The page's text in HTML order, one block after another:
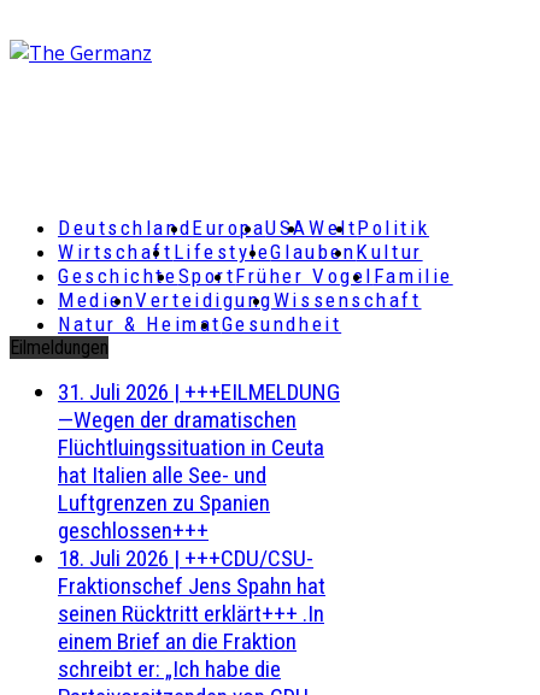
DeutschlandEuropaUSAWeltPolitik
Wirtschaft LifestyleGlaubenKultur
GeschichteSportFrüher Vogel Familie
MedienVerteidigungWissenschaft
Natur & HeimatGesundheit
Eilmeldungen
31. Juli 2026 | +++EILMELDUNG
—Wegen der dramatischen
Flüchtluingssituation in Ceuta
hat Italien alle See- und
Luftgrenzen zu Spanien
geschlossen+++
18. Juli 2026 | +++CDU/CSU-
Fraktionschef Jens Spahn hat
seinen Rücktritt erklärt+++ .In
einem Brief an die Fraktion
schreibt er: „Ich habe die